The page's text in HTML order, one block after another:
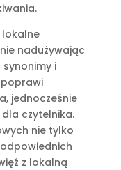
lokalne
nadużywając
i
poprawi
jednocześnie
czytelnika.
nie tylko
z lokalną